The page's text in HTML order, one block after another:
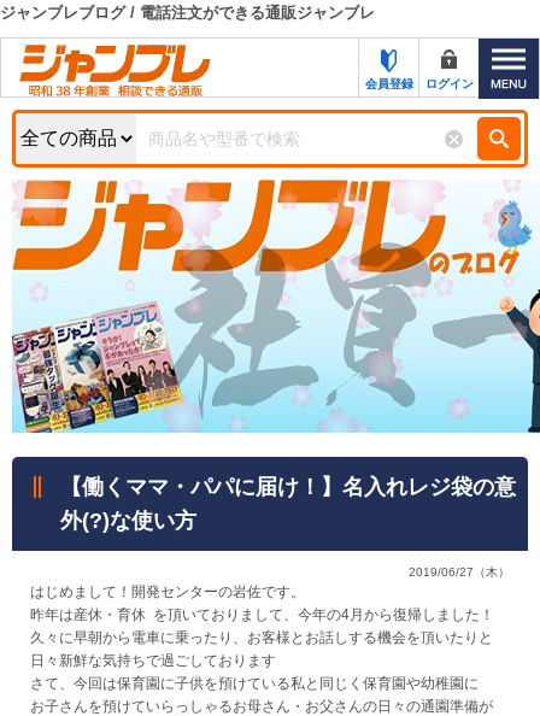
カテゴリー一覧
お知らせ
特集・キャンペーン一覧
初めての方へ
お問い合わせ
サポート＆ヘルプ
FAX注文用紙の印刷
新規登録キャンペーン
メーカーカタログ一覧
カタログ請求（無料）
キーワード検索
検索条件
商品カテゴリから選ぶ
商品ステータスで絞る
キャンペーン
おすすめ
オリジナル
処分品
販売価格(税抜き)で絞る
円から
円まで
ジャンブレブログ / 電話注文ができる通販ジャンブレ
会員登録 ログイン
【働くママ・パパに届け！】名入れレジ袋の意
外(?)な使い方
2019/06/27（木）
はじめまして！開発センターの岩佐です。
昨年は産休・育休 を頂いておりまして、今年の4月から復帰しました！
久々に早朝から電車に乗ったり、お客様とお話しする機会を頂いたりと
日々新鮮な気持ちで過ごしております
さて、今回は保育園に子供を預けている私と同じく保育園や幼稚園に
お子さんを預けていらっしゃるお母さん・お父さんの日々の通園準備が